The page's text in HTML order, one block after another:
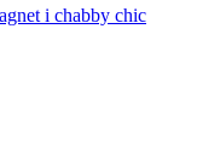
i chabby chic